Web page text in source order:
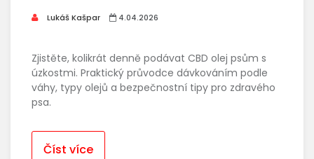
Lukáš Kašpar 4.04.2026
Zjistěte, kolikrát denně podávat CBD olej psům s
úzkostmi. Praktický průvodce dávkováním podle
váhy, typy olejů a bezpečnostní tipy pro zdravého
psa.
Číst více